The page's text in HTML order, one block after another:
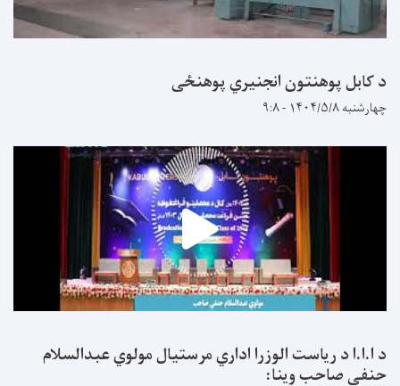
د کابل پوهنتون انجنیري پوهنځی
چهارشنبه ۱۴۰۴/۵/۸ - ۹:۸
د ا.ا.ا د ریاست الوزرا اداري مرستیال مولوي عبدالسلام
حنفي صاحب وینا: